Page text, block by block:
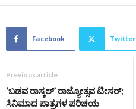
Facebook Twitter
Previous article
‘ಬಡವ ರಾಸ್ಕಲ್’ ರಾಜ್ಯೋತ್ಸವ ಟೀಸರ್;
ಸಿನಿಮಾದ ಪಾತ್ರಗಳ ಪರಿಚಯ